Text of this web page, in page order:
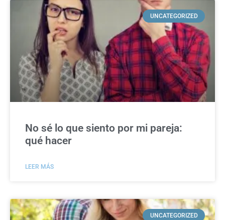
UNCATEGORIZED
No sé lo que siento por mi pareja:
qué hacer
LEER MÁS
UNCATEGORIZED